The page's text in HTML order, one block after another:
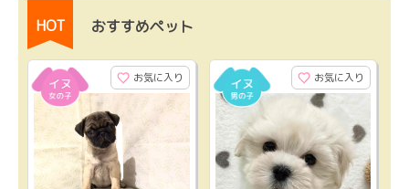
HOT おすすめペット
お気に入り お気に入り